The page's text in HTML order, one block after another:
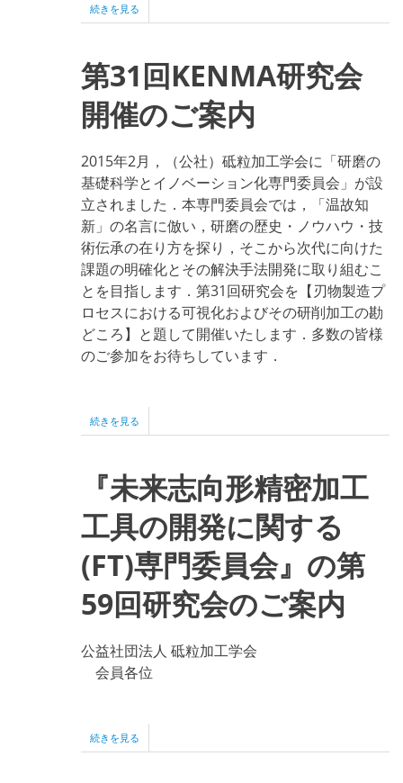
2026
年
益
社
団
法
人
粒
加
工
学
会
助
会
会
女
性
会
員
ト
講
続きを見る
第31回KENMA研究会
開催のご案内
2015年2月，（公社）砥粒加工学会に「研磨の
基礎科学とイノベーション化専門委員会」が設
立されました．本専門委員会では，「温故知
新」の名言に倣い，研磨の歴史・ノウハウ・技
術伝承の在り方を探り，そこから次代に向けた
課題の明確化とその解決手法開発に取り組むこ
とを目指します．第31回研究会を【刃物製造プ
ロセスにおける可視化およびその研削加工の勘
どころ】と題して開催いたします．多数の皆様
のご参加をお待ちしています．
第
31
会
の
ご
内
続きを見る
『未来志向形精密加工
工具の開発に関する
(FT)専門委員会』の第
59回研究会のご案内
公益社団法人 砥粒加工学会
会員各位
『未
来
続きを見る